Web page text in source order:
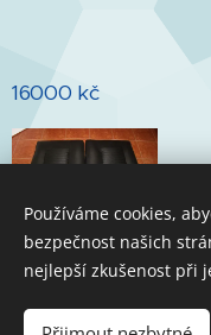
16000 kč
Používáme cookies,
bezpečnost našich
nejlepší zkušenost při